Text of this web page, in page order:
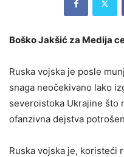
Boško Jakšić za Medija
Ruska vojska je posle
snaga neočekivano lako
severoistoka Ukrajine što
ofanzivna dejstva
Ruska vojska je, koristeći